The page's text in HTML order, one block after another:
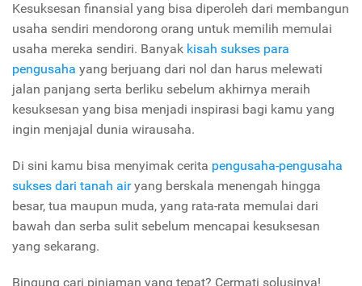
Kesuksesan finansial yang bisa diperoleh dari membangun
usaha sendiri mendorong orang untuk memilih memulai
usaha mereka sendiri. Banyak kisah sukses para
pengusaha yang berjuang dari nol dan harus melewati
jalan panjang serta berliku sebelum akhirnya meraih
kesuksesan yang bisa menjadi inspirasi bagi kamu yang
ingin menjajal dunia wirausaha.
Di sini kamu bisa menyimak cerita pengusaha-pengusaha
sukses dari tanah airyang berskala menengah hingga
besar, tua maupun muda, yang rata-rata memulai dari
bawah dan serba sulit sebelum mencapai kesuksesan
yang sekarang.
Bingung cari pinjaman yang tepat? Cermati solusinya!